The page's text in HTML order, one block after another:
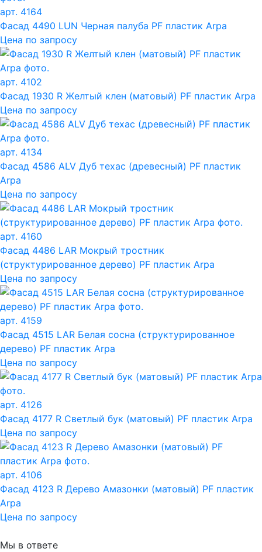
арт. 4164
Фасад 4490 LUN Черная палуба PF пластик Arpa
Цена по запросу
арт. 4102
Фасад 1930 R Желтый клен (матовый) PF пластик Arpa
Цена по запросу
арт. 4134
Фасад 4586 ALV Дуб техас (древесный) PF пластик
Arpa
Цена по запросу
арт. 4160
Фасад 4486 LAR Мокрый тростник
(структурированное дерево) PF пластик Arpa
Цена по запросу
арт. 4159
Фасад 4515 LAR Белая сосна (структурированное
дерево) PF пластик Arpa
Цена по запросу
арт. 4126
Фасад 4177 R Светлый бук (матовый) PF пластик Arpa
Цена по запросу
арт. 4106
Фасад 4123 R Дерево Амазонки (матовый) PF пластик
Arpa
Цена по запросу
Мы в ответе